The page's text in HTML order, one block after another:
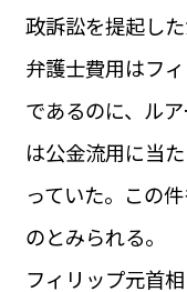
政訴訟を提起し
弁護士費用はフ
であるのに、ル
は公金流用に当
っていた。この
のとみられる。
フィリップ元首